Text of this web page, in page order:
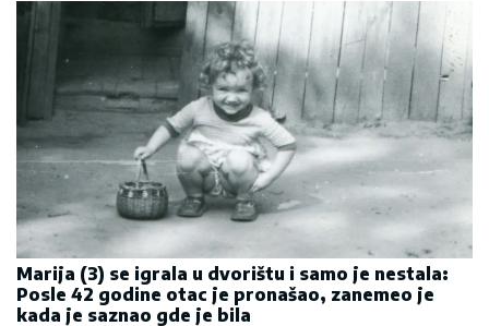
Marija (3) se igrala u dvorištu i samo je nestala:
Posle 42 godine otac je pronašao, zanemeo je
kada je saznao gde je bila